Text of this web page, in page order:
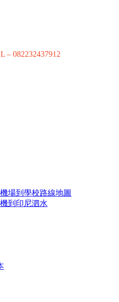
– 082232437912
場到學校路線地圖
到印尼泗水